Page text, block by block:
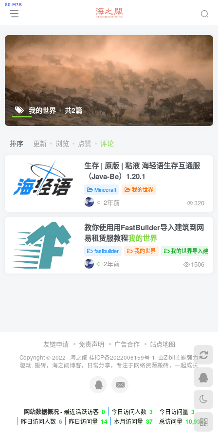
我的世界 共2篇
排序 更新 浏览 点赞 评论
生存 | 原版 | 粘液 海轻语生存互通服
（Java-Be）1.20.1
Minecraft 我的世界
2年前 320
教你使用用FastBuilder导入建筑到网
易租赁服教程我的世界
fastbuilder 我的世界 我的世界导入建筑
2年前 1506
友链申请 免责声明 广告合作 站点地图
Copyright © 2022 · 海之阔 桂ICP备2022006159号-1 · 由Zibll主题强力
驱动. 搬砖，海之阔博客，日常分享，专注于网络资源搬砖，一起成长
网站数据概况 -最近活跃访客 0 今日访问人数 3 今日访问量 3
昨日访问人数 6 昨日访问量 14 本月访问量 37 总访问量 10,938